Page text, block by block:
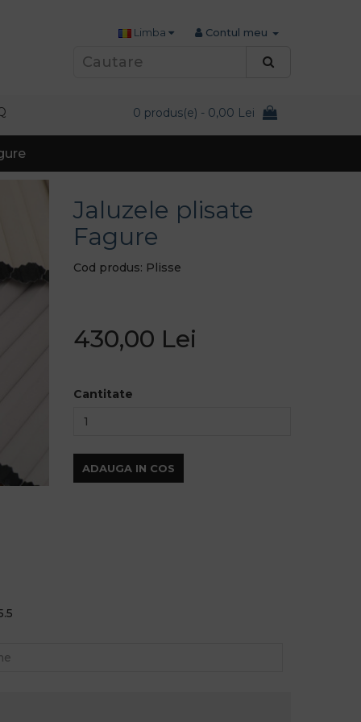
Contul meu
Limba
0 produs(e) - 0,00 Lei
Jaluzele plisate
Fagure
Cod produs: Plisse
430,00 Lei
Cantitate
ADAUGA IN COS